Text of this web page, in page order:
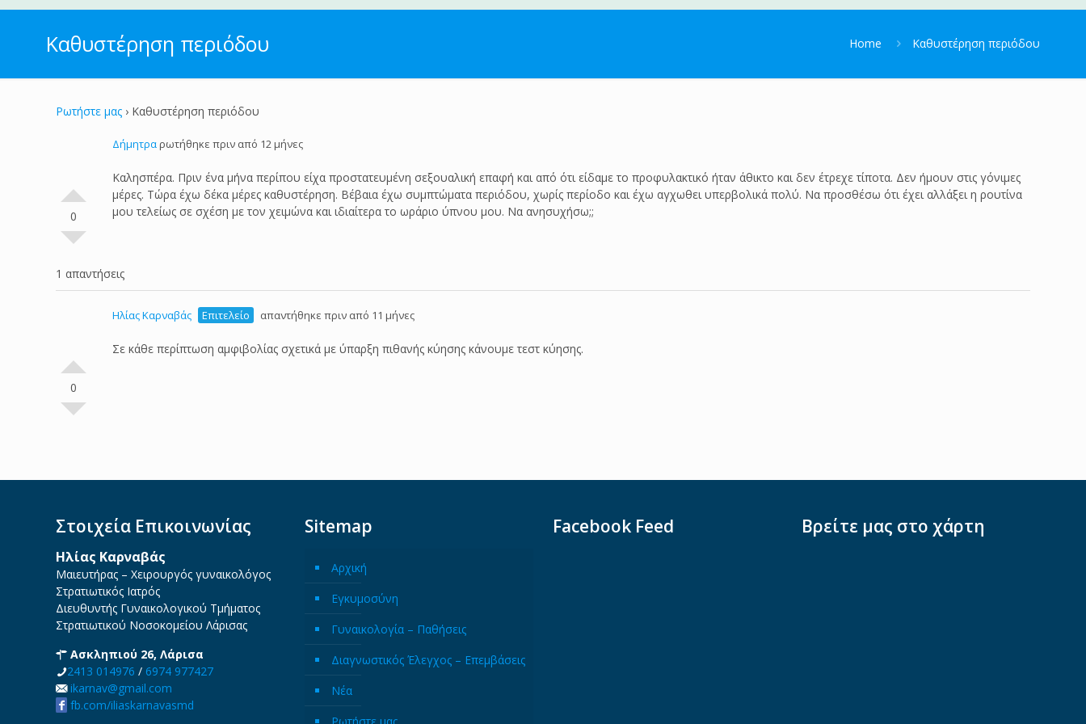
Καθυστέρηση περιόδου Home Καθυστέρηση περιόδου
Ρωτήστε μας › Καθυστέρηση περιόδου
0
Δήμητραρωτήθηκε πριν από 12 μήνες
Καλησπέρα. Πριν ένα μήνα περίπου είχα προστατευμένη σεξουαλική επαφή και από ότι είδαμε το προφυλακτικό ήταν άθικτο και δεν έτρεχε τίποτα. Δεν ήμουν στις γόνιμες
μέρες. Τώρα έχω δέκα μέρες καθυστέρηση. Βέβαια έχω συμπτώματα περιόδου, χωρίς περίοδο και έχω αγχωθει υπερβολικά πολύ. Να προσθέσω ότι έχει αλλάξει η ρουτίνα
μου τελείως σε σχέση με τον χειμώνα και ιδιαίτερα το ωράριο ύπνου μου. Να ανησυχήσω;;
1 απαντήσεις
0
Ηλίας Καρναβάς Επιτελείο απαντήθηκε πριν από 11 μήνες
Σε κάθε περίπτωση αμφιβολίας σχετικά με ύπαρξη πιθανής κύησης κάνουμε τεστ κύησης.
Στοιχεία Επικοινωνίας
Ηλίας Καρναβάς
Μαιευτήρας – Χειρουργός γυναικολόγος
Στρατιωτικός Ιατρός
Διευθυντής Γυναικολογικού Τμήματος
Στρατιωτικού Νοσοκομείου Λάρισας
Ασκληπιού 26, Λάρισα
2413 014976 / 6974 977427
ikarnav@gmail.com
fb.com/iliaskarnavasmd
Sitemap
Αρχική
Εγκυμοσύνη
Γυναικολογία – Παθήσεις
Διαγνωστικός Έλεγχος – Επεμβάσεις
Νέα
Facebook Feed Βρείτε μας στο χάρτη